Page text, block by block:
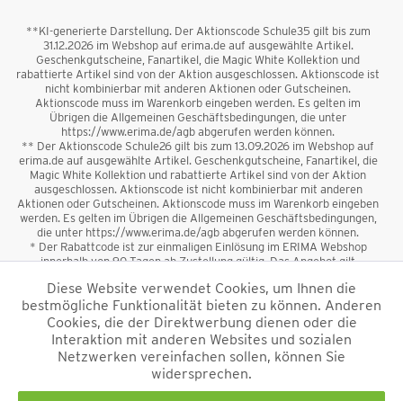
**KI-generierte Darstellung. Der Aktionscode Schule35 gilt bis zum
31.12.2026 im Webshop auf erima.de auf ausgewählte Artikel.
Geschenkgutscheine, Fanartikel, die Magic White Kollektion und
rabattierte Artikel sind von der Aktion ausgeschlossen. Aktionscode ist
nicht kombinierbar mit anderen Aktionen oder Gutscheinen.
Aktionscode muss im Warenkorb eingeben werden. Es gelten im
Übrigen die Allgemeinen Geschäftsbedingungen, die unter
https://www.erima.de/agb abgerufen werden können.
** Der Aktionscode Schule26 gilt bis zum 13.09.2026 im Webshop auf
erima.de auf ausgewählte Artikel. Geschenkgutscheine, Fanartikel, die
Magic White Kollektion und rabattierte Artikel sind von der Aktion
ausgeschlossen. Aktionscode ist nicht kombinierbar mit anderen
Aktionen oder Gutscheinen. Aktionscode muss im Warenkorb eingeben
werden. Es gelten im Übrigen die Allgemeinen Geschäftsbedingungen,
die unter https://www.erima.de/agb abgerufen werden können.
* Der Rabattcode ist zur einmaligen Einlösung im ERIMA Webshop
innerhalb von 90 Tagen ab Zustellung gültig. Das Angebot gilt
sowie Geschenkgutscheine sind vom Rabatt ausgeschlossen. Der
Rabattcode ist nicht mit anderen Aktionen oder Gutscheinen
kombinierbar. Der Mindestbestellwert beträgt 50 €
*Alle Preise verstehen sich inkl. Mehrwertsteuer und zzgl.
und ggf. Nachnahmegebühren, wenn nicht anders
beschrieben.
Diese Website verwendet Cookies, um Ihnen die
bestmögliche Funktionalität bieten zu können. Anderen
Cookies, die der Direktwerbung dienen oder die
Interaktion mit anderen Websites und sozialen
Netzwerken vereinfachen sollen, können Sie
widersprechen.